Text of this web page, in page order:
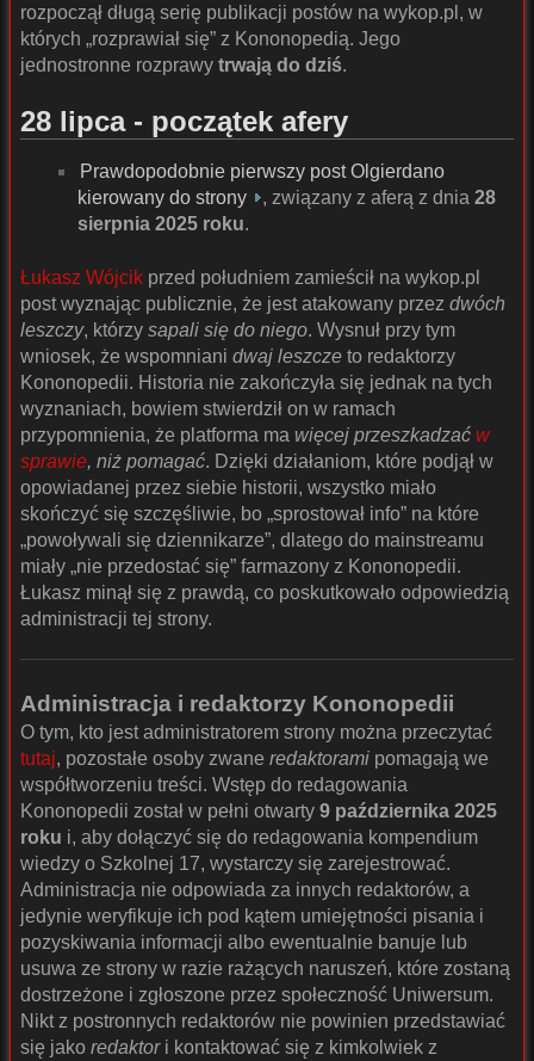
rozpoczął długą serię publikacji postów na wykop.pl, w
których „rozprawiał się” z Kononopedią. Jego
jednostronne rozprawy trwają do dziś.
28 lipca - początek afery
Prawdopodobnie pierwszy post Olgierdano
kierowany do strony
, związany z aferą z dnia 28
sierpnia 2025 roku.
Łukasz Wójcik przed południem zamieścił na wykop.pl
post wyznając publicznie, że jest atakowany przez dwóch
leszczy, którzy sapali się do niego. Wysnuł przy tym
wniosek, że wspomniani dwaj leszcze to redaktorzy
Kononopedii. Historia nie zakończyła się jednak na tych
wyznaniach, bowiem stwierdził on w ramach
przypomnienia, że platforma ma więcej przeszkadzać w
sprawie, niż pomagać. Dzięki działaniom, które podjął w
opowiadanej przez siebie historii, wszystko miało
skończyć się szczęśliwie, bo „sprostował info” na które
„powoływali się dziennikarze”, dlatego do mainstreamu
miały „nie przedostać się” farmazony z Kononopedii.
Łukasz minął się z prawdą, co poskutkowało odpowiedzią
administracji tej strony.
Administracja i redaktorzy Kononopedii
O tym, kto jest administratorem strony można przeczytać
tutaj, pozostałe osoby zwane redaktorami pomagają we
współtworzeniu treści. Wstęp do redagowania
Kononopedii został w pełni otwarty 9 października 2025
roku i, aby dołączyć się do redagowania kompendium
wiedzy o Szkolnej 17, wystarczy się zarejestrować.
Administracja nie odpowiada za innych redaktorów, a
jedynie weryfikuje ich pod kątem umiejętności pisania i
pozyskiwania informacji albo ewentualnie banuje lub
usuwa ze strony w razie rażących naruszeń, które zostaną
dostrzeżone i zgłoszone przez społeczność Uniwersum.
Nikt z postronnych redaktorów nie powinien przedstawiać
się jako redaktori kontaktować się z kimkolwiek z